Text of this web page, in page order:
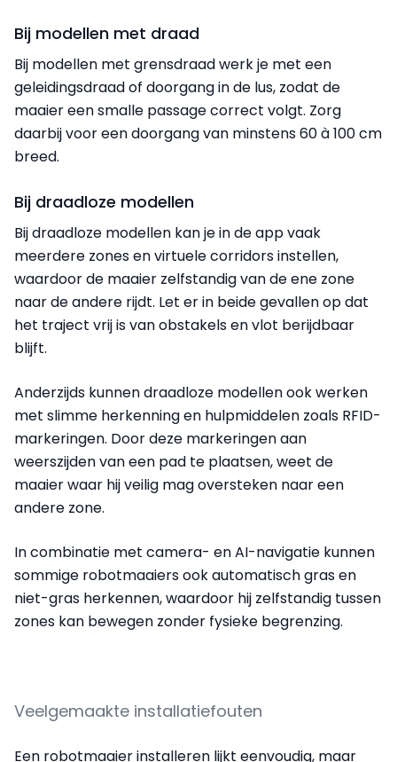
Bij modellen met draad
Bij modellen met grensdraad werk je met een
geleidingsdraad of doorgang in de lus, zodat de
maaier een smalle passage correct volgt. Zorg
daarbij voor een doorgang van minstens 60 à 100 cm
breed.
Bij draadloze modellen
Bij draadloze modellen kan je in de app vaak
meerdere zones en virtuele corridors instellen,
waardoor de maaier zelfstandig van de ene zone
naar de andere rijdt. Let er in beide gevallen op dat
het traject vrij is van obstakels en vlot berijdbaar
blijft.
Anderzijds kunnen draadloze modellen ook werken
met slimme herkenning en hulpmiddelen zoals RFID-
markeringen. Door deze markeringen aan
weerszijden van een pad te plaatsen, weet de
maaier waar hij veilig mag oversteken naar een
andere zone.
In combinatie met camera- en AI-navigatie kunnen
sommige robotmaaiers ook automatisch gras en
niet-gras herkennen, waardoor hij zelfstandig tussen
zones kan bewegen zonder fysieke begrenzing.
Veelgemaakte installatiefouten
Een robotmaaier installeren lijkt eenvoudig, maar